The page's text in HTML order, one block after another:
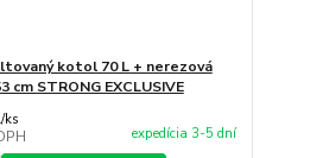
kotol 70 L + nerezová
cm STRONG EXCLUSIVE
/ks
expedícia 3-5 dní